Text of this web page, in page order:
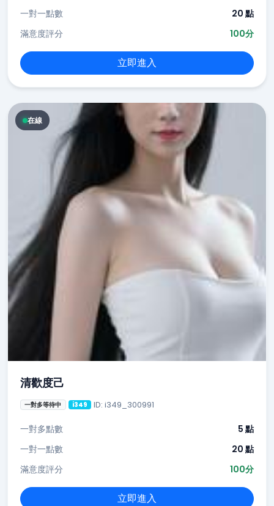
一對一點數
20 點
滿意度評分
100分
立即進入
在線
清歡度己
一對多等待中 i349 ID: i349_300991
一對多點數
5 點
一對一點數
20 點
滿意度評分
100分
立即進入